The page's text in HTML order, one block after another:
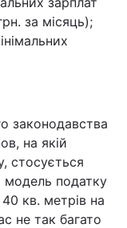
за місяць);
законодавства
на якій
стосується
модель податку
кв. метрів на
не так багато